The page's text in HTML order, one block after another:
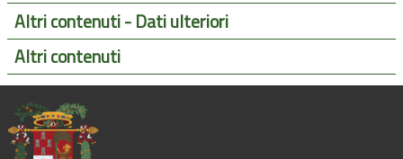
Altri contenuti - Dati ulteriori
Altri contenuti